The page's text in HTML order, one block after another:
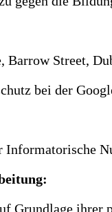
Barrow Street,
bei der
Informatorische
Grundlage